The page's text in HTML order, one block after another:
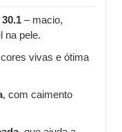
– macio,
na pele.
vivas e ótima
, com caimento